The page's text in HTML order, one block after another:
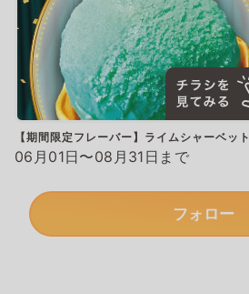
【期間限定フレーバー】ライムシャーベット
06月01日〜08月31日まで
フォロー